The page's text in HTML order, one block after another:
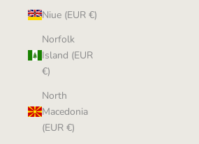
Niue (EUR €)
Norfolk
Island (EUR
€)
North
Macedonia
(EUR €)